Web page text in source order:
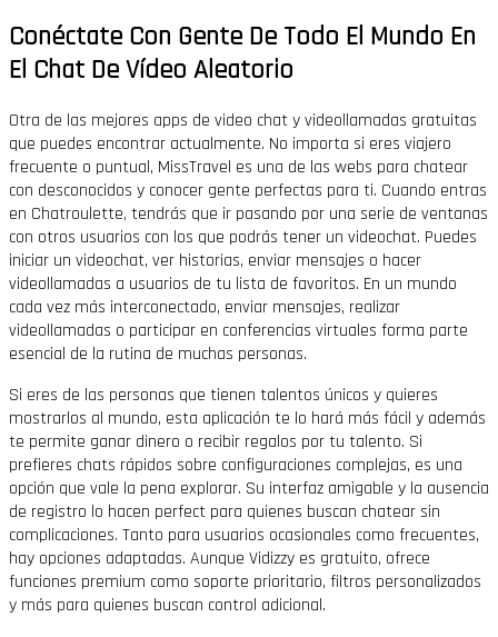
Conéctate Con Gente De Todo El Mundo En
El Chat De Vídeo Aleatorio
Otra de las mejores apps de video chat y videollamadas gratuitas
que puedes encontrar actualmente. No importa si eres viajero
frecuente o puntual, MissTravel es una de las webs para chatear
con desconocidos y conocer gente perfectas para ti. Cuando entras
en Chatroulette, tendrás que ir pasando por una serie de ventanas
con otros usuarios con los que podrás tener un videochat. Puedes
iniciar un videochat, ver historias, enviar mensajes o hacer
videollamadas a usuarios de tu lista de favoritos. En un mundo
cada vez más interconectado, enviar mensajes, realizar
videollamadas o participar en conferencias virtuales forma parte
esencial de la rutina de muchas personas.
Si eres de las personas que tienen talentos únicos y quieres
mostrarlos al mundo, esta aplicación te lo hará más fácil y además
te permite ganar dinero o recibir regalos por tu talento. Si
prefieres chats rápidos sobre configuraciones complejas, es una
opción que vale la pena explorar. Su interfaz amigable y la ausencia
de registro lo hacen perfect para quienes buscan chatear sin
complicaciones. Tanto para usuarios ocasionales como frecuentes,
hay opciones adaptadas. Aunque Vidizzy es gratuito, ofrece
funciones premium como soporte prioritario, filtros personalizados
y más para quienes buscan control adicional.